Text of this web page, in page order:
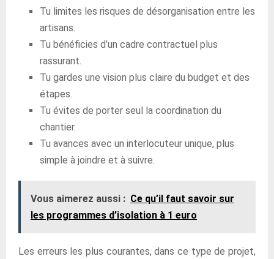
Tu limites les risques de désorganisation entre les
artisans.
Tu bénéficies d’un cadre contractuel plus
rassurant.
Tu gardes une vision plus claire du budget et des
étapes.
Tu évites de porter seul la coordination du
chantier.
Tu avances avec un interlocuteur unique, plus
simple à joindre et à suivre.
Vous aimerez aussi : Ce qu’il faut savoir sur
les programmes d’isolation à 1 euro
Les erreurs les plus courantes, dans ce type de projet,